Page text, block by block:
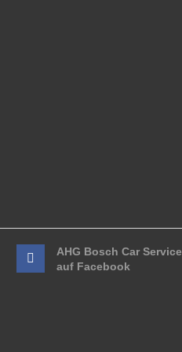
AHG Bosch Car Service
auf Facebook